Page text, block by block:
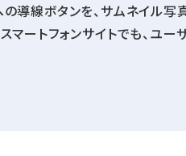
導線ボタンを、サムネイル写
マートフォンサイトでも、ユ